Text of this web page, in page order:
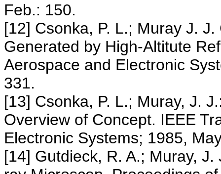
Feb.: 150.
[12] Csonka, P. L.; Muray J.
Generated by High-Altitute
Aerospace and Electronic
331.
[13] Csonka, P. L.; Muray, J.
Overview of Concept. IEEE
Electronic Systems; 1985,
[14] Gutdieck, R. A.; Muray,